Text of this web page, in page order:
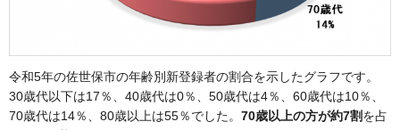
令和5年の佐世保市の年齢別新登録者の割合を示したグラフです。
30歳代以下は17％、40歳代は0％、50歳代は4％、60歳代は10％、
70歳代は14％、80歳以上は55％でした。 70歳以上の方が約7割を占